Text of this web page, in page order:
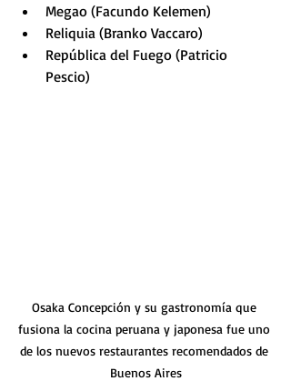
Megao (Facundo Kelemen)
Reliquia (Branko Vaccaro)
República del Fuego (Patricio
Pescio)
Osaka Concepción y su gastronomía que
fusiona la cocina peruana y japonesa fue uno
de los nuevos restaurantes recomendados de
Buenos Aires